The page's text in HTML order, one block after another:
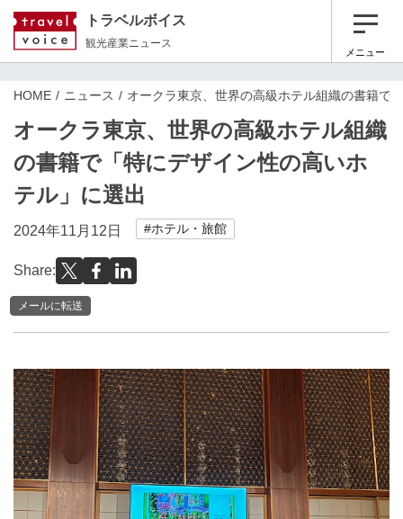
トラベルボイス
観光産業ニュース
メニュー
HOME ニュース オークラ東京、世界の高級ホテル組織の書籍で
オークラ東京、世界の高級ホテル組織
の書籍で「特にデザイン性の高いホ
テル」に選出
2024年11月12日 #ホテル・旅館
Share:
メールに転送